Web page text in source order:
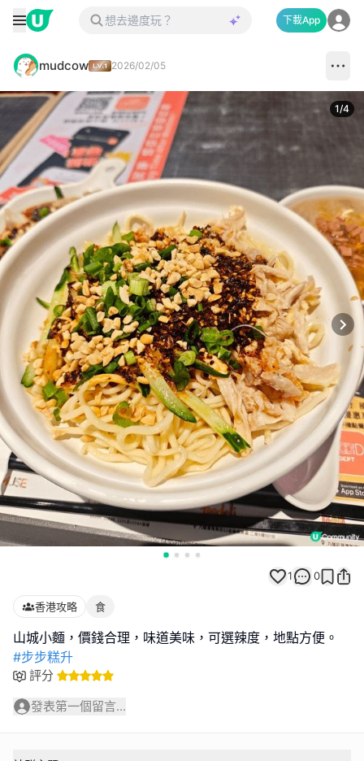
下載App
mudcow 2026/02/05
1/4
1 0
香港攻略 食
#步步糕升
評分
發表第一個留言...